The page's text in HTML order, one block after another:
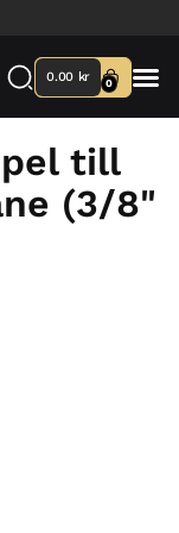
0.00 kr 0
till
(3/8"